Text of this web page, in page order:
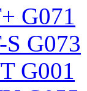
G071
G073
G001